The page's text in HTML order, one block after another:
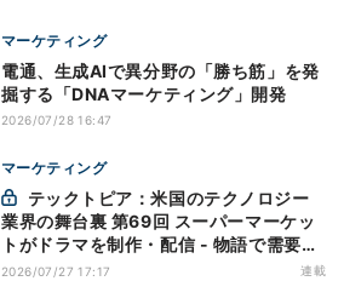
マーケティング
電通、生成AIで異分野の「勝ち筋」を発
掘する「DNAマーケティング」開発
2026/07/28 16:47
マーケティング
業界の舞台裏 第69回 スーパーマーケッ
トがドラマを制作・配信 - 物語で需要を
演出する小売メディア
2026/07/27 17:17 連載